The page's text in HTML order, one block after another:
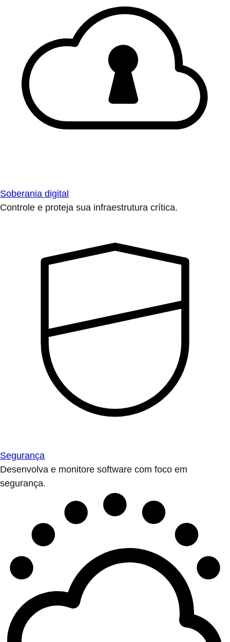
Soberania digital
Controle e proteja sua infraestrutura crítica.
Segurança
Desenvolva e monitore software com foco em
segurança.